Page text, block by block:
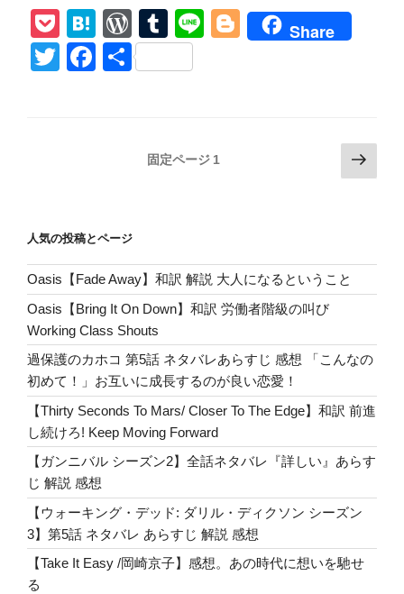
ー
ラ
ク
ラ」
ー
キ
ン
ン
第
10
話
ネ
タ
バ
レ
感
想
「出
血
多
量
で
ダ
P
o
ck
H
at
e
W
or
d
ss
T
u
m
Li
Bl
Share
T
F
o
k
共
ペ
ジ
送
り
固定ページ 1
次
の
人気の投稿とページ
Oasis【Fade Away】和訳 解説 大人になるということ
Oasis【Bring It On Down】和訳 労働者階級の叫び
Working Class Shouts
過保護のカホコ 第5話 ネタバレあらすじ 感想 「こんなの
初めて！」お互いに成長するのが良い恋愛！
【Thirty Seconds To Mars/ Closer To The Edge】和訳 前進
し続けろ! Keep Moving Forward
【ガンニバル シーズン2】全話ネタバレ『詳しい』あらす
じ 解説 感想
【ウォーキング・デッド: ダリル・ディクソン シーズン
3】第5話 ネタバレ あらすじ 解説 感想
【Take It Easy /岡崎京子】感想。あの時代に想いを馳せ
る